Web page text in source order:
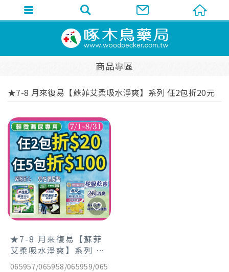
商品專區
★7-8 月來復易【蘇菲艾柔吸水淨爽】系列 任2包折20元
★7-8 月來復易【蘇菲
艾柔吸水淨爽】系列 任
2包折20元
065957/065958/065959/065